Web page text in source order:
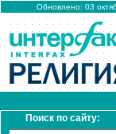
Обновлено: 03
Поиск по сайту: